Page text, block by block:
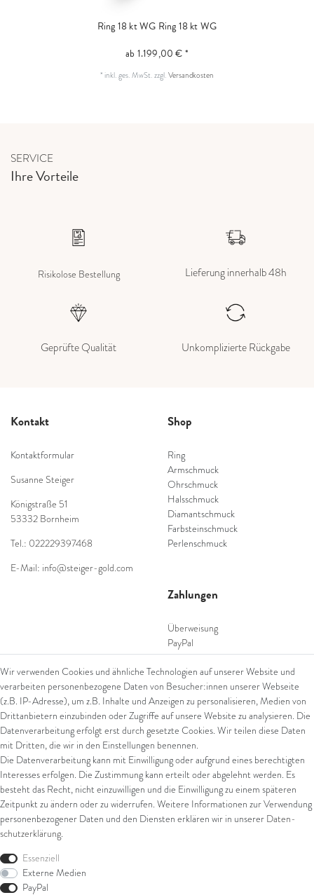
Ring 18 kt WG Ring 18 kt WG
ab 1.199,00 € *
* inkl. ges. MwSt.zzgl.Versandkosten
SERVICE
Ihre Vorteile
Risikolose Bestellung Lieferung innerhalb 48h
Geprüfte Qualität Unkomplizierte Rückgabe
Kontakt
Kontaktformular
Susanne Steiger
Königstraße 51
53332 Bornheim
Tel.: 022229397468
E-Mail: info@steiger-gold.com
Shop
Ring
Armschmuck
Ohrschmuck
Halsschmuck
Diamantschmuck
Farbsteinschmuck
Perlenschmuck
Zahlungen
Überweisung
PayPal
SEPA Lastschrift
giropay
Kreditkarte
Versand
UPS
FedEx
Wir verwenden Cookies und ähnliche Technologien auf unserer Website und
verarbeiten personenbezogene Daten von Besucher:innen unserer Webseite
(z.B. IP-Adresse), um z.B. Inhalte und Anzeigen zu personalisieren, Medien von
Drittanbietern einzubinden oder Zugriffe auf unsere Website zu analysieren. Die
Datenverarbeitung erfolgt erst durch gesetzte Cookies. Wir teilen diese Daten
mit Dritten, die wir in den Einstellungen benennen.
Die Datenverarbeitung kann mit Einwilligung oder aufgrund eines berechtigten
Interesses erfolgen. Die Zustimmung kann erteilt oder abgelehnt werden. Es
besteht das Recht, nicht einzuwilligen und die Einwilligung zu einem späteren
Zeitpunkt zu ändern oder zu widerrufen. Weitere Informationen zur Verwendung
personenbezogener Daten und den Diensten erklären wir in unserer Daten­
schutz­erklärung.
Essenziell
Externe Medien
PayPal